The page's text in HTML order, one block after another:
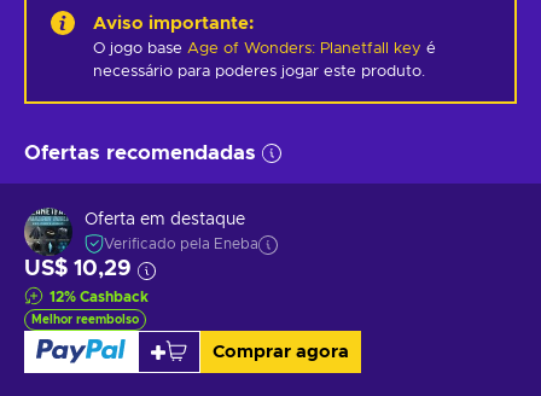
Aviso importante:
O jogo base Age of Wonders: Planetfall key é
necessário para poderes jogar este produto.
Ofertas recomendadas
Oferta em destaque
Verificado pela Eneba
US$ 10,29
12% Cashback
Melhor reembolso
Comprar agora